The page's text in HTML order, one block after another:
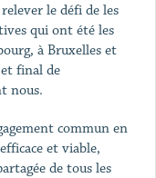
le défi de les
qui ont été les
à Bruxelles et
final de
nous.
commun en
et viable,
de tous les